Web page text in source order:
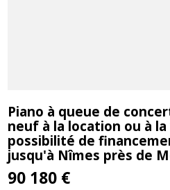
Piano à queue de
neuf à la location ou à
possibilité de
jusqu'à Nîmes près de
90 180 €